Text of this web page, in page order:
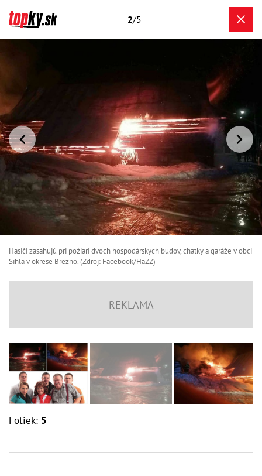
2/5
Hasiči zasahujú pri požiari dvoch hospodárskych budov, chatky a garáže v obci
Sihla v okrese Brezno. (Zdroj: Facebook/HaZZ)
Fotiek: 5